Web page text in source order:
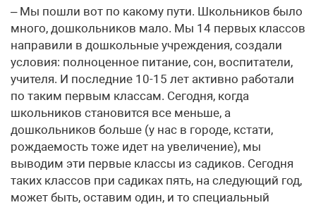
– Мы пошли вот по какому пути. Школьников было
много, дошкольников мало. Мы 14 первых классов
направили в дошкольные учреждения, создали
условия: полноценное питание, сон, воспитатели,
учителя. И последние 10-15 лет активно работали
по таким первым классам. Сегодня, когда
школьников становится все меньше, а
дошкольников больше (у нас в городе, кстати,
рождаемость тоже идет на увеличение), мы
выводим эти первые классы из садиков. Сегодня
таких классов при садиках пять, на следующий год,
может быть, оставим один, и то специальный